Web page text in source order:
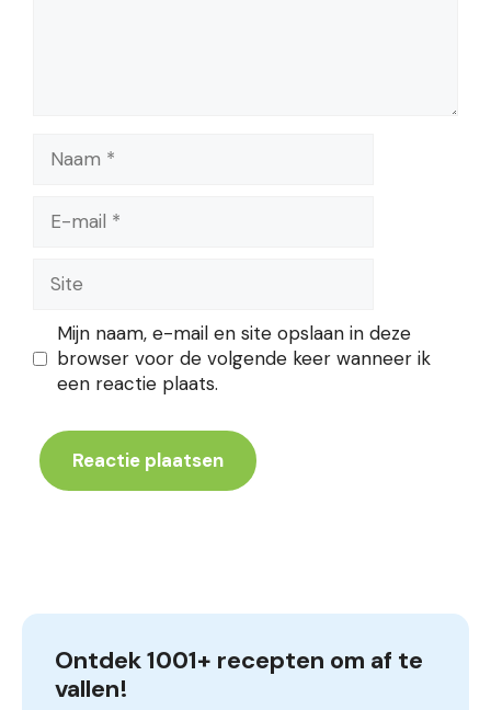
mail
Mijn naam, e-mail en site opslaan in deze
browser voor de volgende keer wanneer ik
een reactie plaats.
Ontdek 1001+ recepten om af te
vallen!